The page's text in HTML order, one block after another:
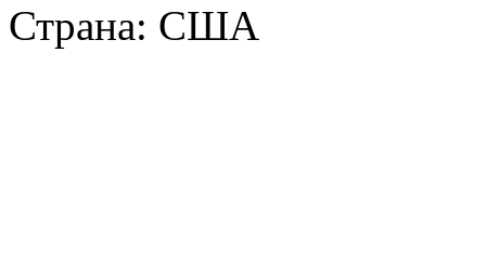
Страна: США